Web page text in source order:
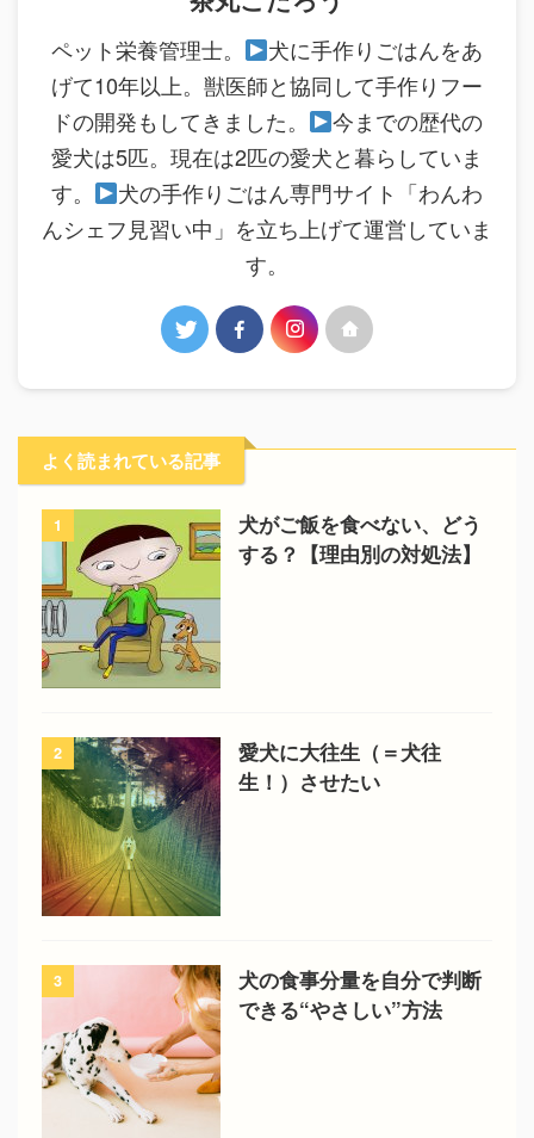
ペット栄養管理士。
犬に手作りごはんをあ
げて10年以上。獣医師と協同して手作りフー
ドの開発もしてきました。
今までの歴代の
愛犬は5匹。現在は2匹の愛犬と暮らしていま
す。
犬の手作りごはん専門サイト「わんわ
んシェフ見習い中」を立ち上げて運営していま
す。
よく読まれている記事
1
犬がご飯を食べない、どう
する？【理由別の対処法】
2
愛犬に大往生（＝犬往
生！）させたい
3
犬の食事分量を自分で判断
できる“やさしい”方法